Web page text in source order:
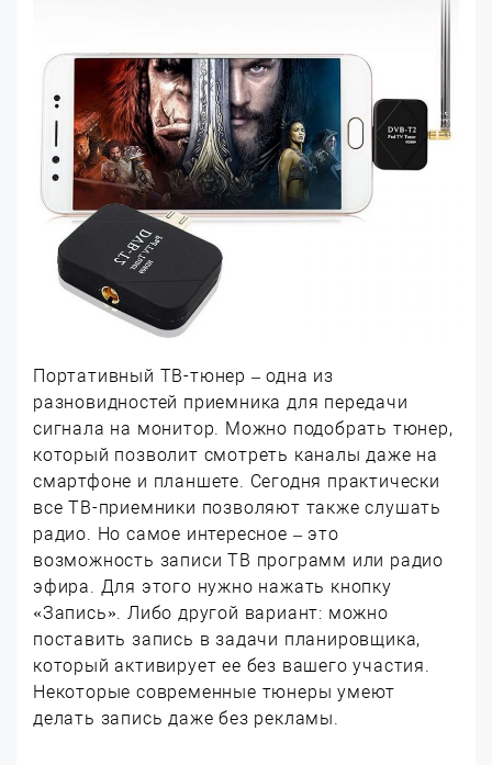
Портативный ТВ-тюнер – одна из
разновидностей приемника для передачи
сигнала на монитор. Можно подобрать тюнер,
который позволит смотреть каналы даже на
смартфоне и планшете. Сегодня практически
все ТВ-приемники позволяют также слушать
радио. Но самое интересное – это
возможность записи ТВ программ или радио
эфира. Для этого нужно нажать кнопку
«Запись». Либо другой вариант: можно
поставить запись в задачи планировщика,
который активирует ее без вашего участия.
Некоторые современные тюнеры умеют
делать запись даже без рекламы.